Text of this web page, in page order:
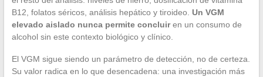
B12, folatos séricos, análisis hepático y tiroideo. Un VGM
elevado aislado nunca permite concluiren un consumo de
alcohol sin este contexto biológico y clínico.
El VGM sigue siendo un parámetro de detección, no de certeza.
Su valor radica en lo que desencadena: una investigación más